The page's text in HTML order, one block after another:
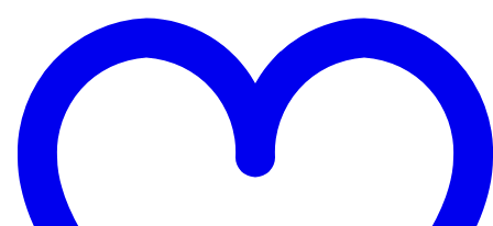
Profesionálny
DYMOSTROJ
IBIZA
1500W,
Výrobník
Hmly.
Káblové
Bezdrôtové
Ovládanie